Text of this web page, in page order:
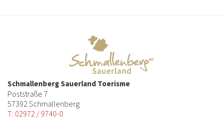
Schmallenberg Sauerland Toerisme
Poststraße 7
57392 Schmallenberg
T: 02972 / 9740-0